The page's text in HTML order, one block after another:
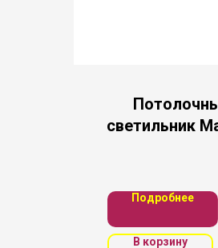
светильник
Подробнее
В корзину